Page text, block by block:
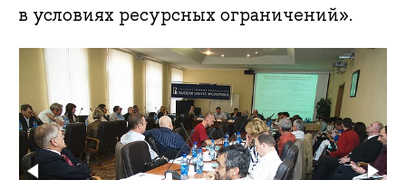
в условиях ресурсных ограничений».